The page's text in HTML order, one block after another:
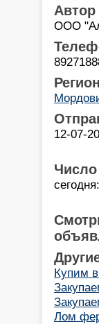
ООО
12-07-
Купим
Лом